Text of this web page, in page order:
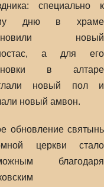
специально к
дню в храме
новый
а для его
в алтаре
новый пол и
новый амвон.
обновление святынь
церкви стало
благодаря